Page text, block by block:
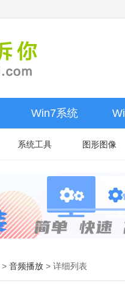
Win7系统
系统工具 图形图像
> 音频播放 > 详细列表